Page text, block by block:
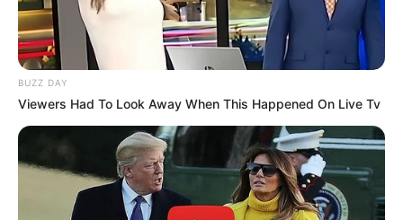
BUZZ DAY
Viewers Had To Look Away When This Happened On Live Tv